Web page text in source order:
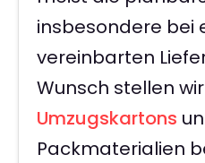
insbesondere bei
vereinbarten
Wunsch stellen
Umzugskartons
Packmaterialien